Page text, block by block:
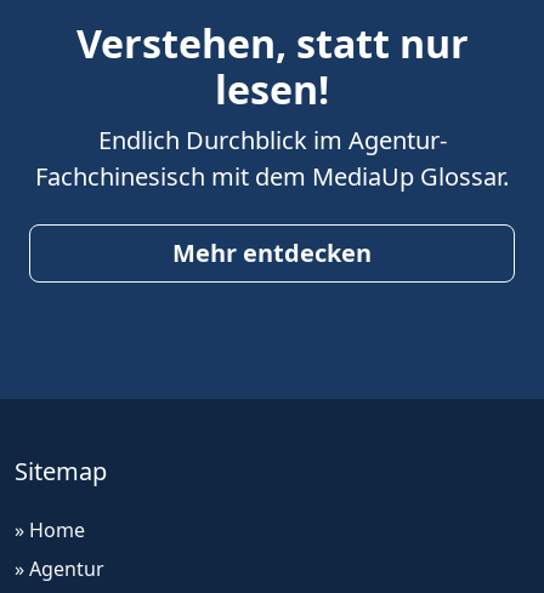
Verstehen, statt nur
lesen!
Endlich Durchblick im Agentur-
Fachchinesisch mit dem MediaUp Glossar.
Mehr entdecken
Sitemap
» Home
» Agentur